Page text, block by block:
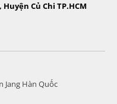
Củ Chi TP.HCM
Jang Hàn Quốc